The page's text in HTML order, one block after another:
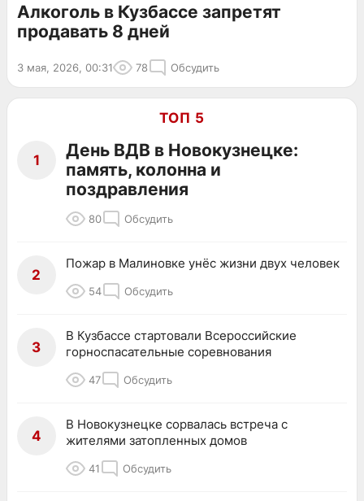
Алкоголь в Кузбассе запретят
продавать 8 дней
3 мая, 2026, 00:31 78 Обсудить
ТОП 5
1
День ВДВ в Новокузнецке:
память, колонна и
поздравления
80 Обсудить
2
Пожар в Малиновке унёс жизни двух человек
54 Обсудить
3
В Кузбассе стартовали Всероссийские
горноспасательные соревнования
47 Обсудить
4
В Новокузнецке сорвалась встреча с
жителями затопленных домов
41 Обсудить